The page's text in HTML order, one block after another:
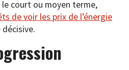
court ou moyen terme,
de voir les prix de l’énergie